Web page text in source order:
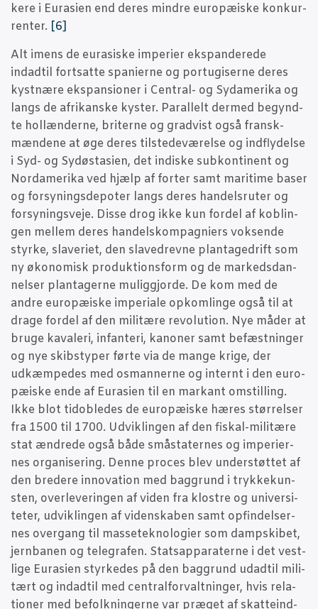
ke­re i Eura­si­en end deres min­dre euro­pæ­i­ske kon­kur­
ren­ter. [6]
Alt imens de eura­si­ske impe­ri­er eks­pan­de­re­de
indadtil fort­sat­te spa­ni­er­ne og portu­gi­ser­ne deres
kyst­næ­re eks­pan­sio­ner i Cen­tral- og Syda­me­ri­ka og
langs de afri­kan­ske kyster. Paral­lelt der­med begynd­
te hol­læn­der­ne, bri­ter­ne og grad­vist også fransk­
mæn­de­ne at øge deres til­ste­de­væ­rel­se og ind­fly­del­se
i Syd- og Sydøst­a­si­en, det indi­ske sub­kon­ti­nent og
Nor­da­me­ri­ka ved hjælp af for­ter samt mari­ti­me baser
og for­sy­nings­de­po­ter langs deres han­dels­ru­ter og
for­sy­nings­ve­je. Dis­se drog ikke kun for­del af kob­lin­
gen mel­lem deres han­delskom­pag­ni­ers vok­sen­de
styr­ke, sla­ve­ri­et, den sla­ved­rev­ne plan­ta­ge­drift som
ny øko­no­misk pro­duk­tions­form og de mar­keds­dan­
nel­ser plan­ta­ger­ne mulig­gjor­de. De kom med de
andre euro­pæ­i­ske impe­ri­a­le opkom­lin­ge også til at
dra­ge for­del af den mili­tæ­re revo­lu­tion. Nye måder at
bru­ge kava­le­ri, infan­te­ri, kano­ner samt befæst­nin­ger
og nye skib­s­ty­per før­te via de man­ge kri­ge, der
udkæm­pe­des med osman­ner­ne og inter­nt i den euro­
pæ­i­ske ende af Eura­si­en til en mar­kant omstil­ling.
Ikke blot tidob­le­des de euro­pæ­i­ske hæres stør­rel­ser
fra 1500 til 1700. Udvik­lin­gen af den fiskal-mili­tæ­re
stat ændre­de også både små­sta­ter­nes og impe­ri­er­
nes orga­ni­se­ring. Den­ne pro­ces blev under­støt­tet af
den bre­de­re innova­tion med bag­grund i tryk­ke­kun­
sten, over­le­ve­rin­gen af viden fra klo­stre og uni­ver­si­
te­ter, udvik­lin­gen af viden­ska­ben samt opfin­del­ser­
nes over­gang til mas­se­tek­no­lo­gi­er som damp­ski­bet,
jer­n­ba­nen og tele­gra­fen. Stats­ap­pa­ra­ter­ne i det vest­
li­ge Eura­si­en styr­ke­des på den bag­grund udadtil mili­
tært og indadtil med cen­tral­for­valt­nin­ger, hvis rela­
tio­ner med befolk­nin­ger­ne var præ­get af skat­te­ind­